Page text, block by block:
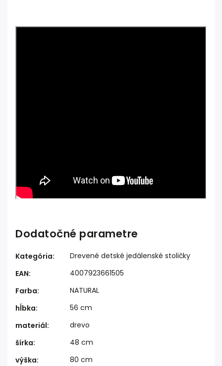
Dodatočné parametre
Kategória:
Drevené detské jedálenské stoličky
EAN:
4007923661505
Farba:
NATURAL
hĺbka:
56 cm
materiál:
drevo
šírka:
48 cm
výška: 80 cm